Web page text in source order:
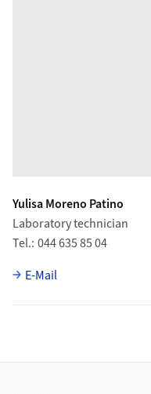
Yulisa Moreno Patino
Laboratory technician
Tel. 044 635 85 04
E-Mail